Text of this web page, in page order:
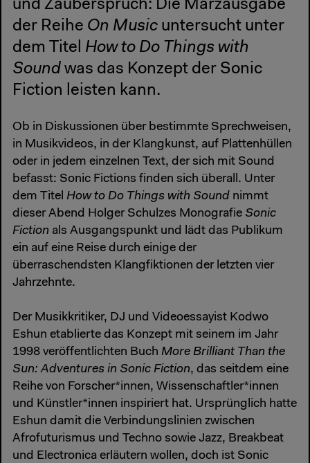
und Zauberspruch: Die Märzausgabe
der Reihe On Music untersucht unter
dem Titel How to Do Things with
Sound was das Konzept der Sonic
Fiction leisten kann.
Ob in Diskussionen über bestimmte Sprechweisen,
in Musikvideos, in der Klangkunst, auf Plattenhüllen
oder in jedem einzelnen Text, der sich mit Sound
befasst: Sonic Fictions finden sich überall. Unter
dem Titel How to Do Things with Sound nimmt
dieser Abend Holger Schulzes Monografie Sonic
Fiction als Ausgangspunkt und lädt das Publikum
ein auf eine Reise durch einige der
überraschendsten Klangfiktionen der letzten vier
Jahrzehnte.
Der Musikkritiker, DJ und Videoessayist Kodwo
Eshun etablierte das Konzept mit seinem im Jahr
1998 veröffentlichten Buch More Brilliant Than the
Sun: Adventures in Sonic Fiction, das seitdem eine
Reihe von Forscher*innen, Wissenschaftler*innen
und Künstler*innen inspiriert hat. Ursprünglich hatte
Eshun damit die Verbindungslinien zwischen
Afrofuturismus und Techno sowie Jazz, Breakbeat
und Electronica erläutern wollen, doch ist Sonic